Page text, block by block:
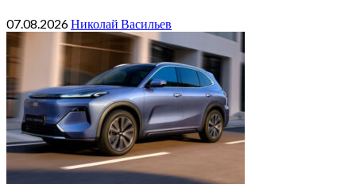
07.08.2026Николай Васильев